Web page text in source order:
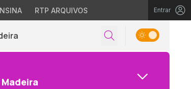
RTP ARQUIVOS Entrar
Madeira